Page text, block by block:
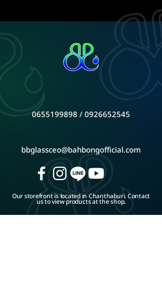
0655199898 /0926652545
bbglassceo@bahbongofficial.com
Our storefront is located in Chanthaburi. Contact
us to view products at the shop.